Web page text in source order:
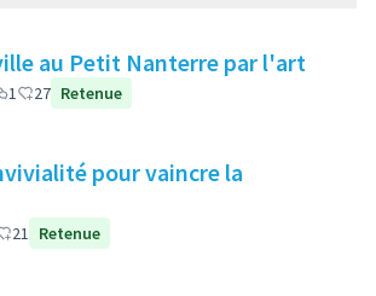
au Petit Nanterre par l'art
1 27 Retenue
pour vaincre la
21 Retenue